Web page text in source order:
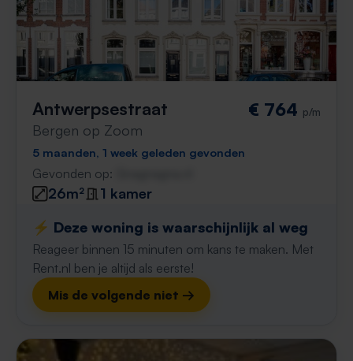
Antwerpsestraat
Bergen op Zoom
€ 764 p/m
5 maanden, 1 week geleden gevonden
Gevonden op:
26m²
1 kamer
⚡️ Deze woning is waarschijnlijk al weg
Reageer binnen 15 minuten om kans te maken. Met
Rent.nl ben je altijd als eerste!
Mis de volgende niet →